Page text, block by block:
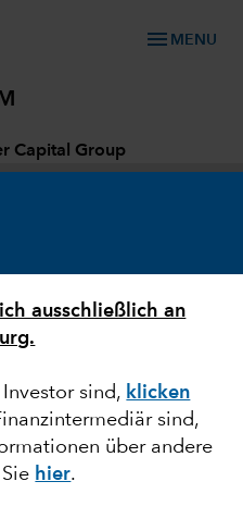
ausschließlich an
sind, klicken
sind,
über andere
hier.
menu MENU
Capital Group
in